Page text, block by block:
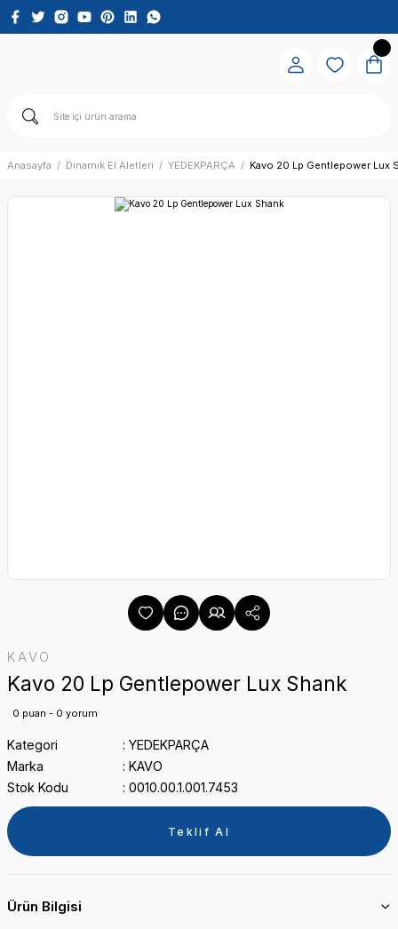
Anasayfa Dinamik El Aletleri YEDEKPARÇA Kavo 20 Lp Gentlepower Lux
KAVO
Kavo 20 Lp Gentlepower Lux Shank
0 puan - 0 yorum
Kategori
YEDEKPARÇA
Marka
KAVO
Stok Kodu
0010.00.1.001.7453
Teklif Al
Ürün Bilgisi